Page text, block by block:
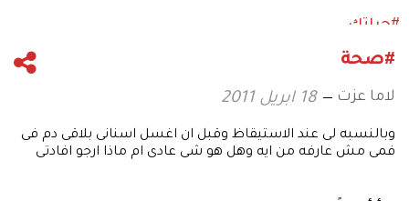
#حياتك
#صحة
لاما عزت 18 ابريل 2011
وبالنسبه لى عند الاستيقاظ وقبل ان اغسل اسنانى بلاقى دم فى
فمى مش عارفه من ايه وهل هو شى عادى ام ماذا ارجو افادتى